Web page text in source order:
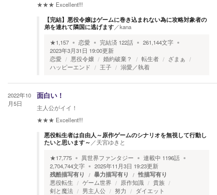
★★★ Excellent!!!
【完結】悪役令嬢はゲームに巻き込まれない為に攻略対象者の
弟を連れて隣国に逃げます／kana
★1,157 恋愛 完結済 122話 261,144文字
2023年3月31日 19:00更新
恋愛
悪役令嬢 婚約破棄？ 転生者
ざまぁ
ハッピーエンド
王子 溺愛／執着
2022年10
月5日
面白い！
主人公がイイ！
★★★ Excellent!!!
悪役転生者は自由人～原作ゲームのシナリオを無視して行動し
たいと思います～ ／天宮ゆきと
★17,775 異世界ファンタジー 連載中 1196話
2,704,744文字 2025年11月3日 19:23更新
残酷描写有り 暴力描写有り 性描写有り
悪役転生 ゲーム世界 原作知識
貴族
剣と魔法
男主人公 努力 ダイエット